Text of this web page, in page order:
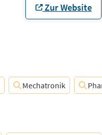
Zur Website
Mechatronik